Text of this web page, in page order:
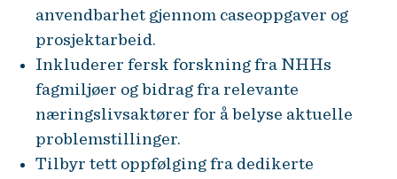
anvendbarhet gjennom caseoppgaver og
prosjektarbeid.
Inkluderer fersk forskning fra NHHs
fagmiljøer og bidrag fra relevante
næringslivsaktører for å belyse aktuelle
problemstillinger.
Tilbyr tett oppfølging fra dedikerte